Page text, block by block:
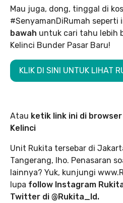
Mau juga, dong, tinggal di
#SenyamanDiRumah seperti
bawah untuk cari tahu lebih
Kelinci Bunder Pasar Baru!
KLIK DI SINI UNTUK LIHAT
Atau ketik link ini di
Kelinci
Unit Rukita tersebar di
Tangerang, lho. Penasaran
lainnya? Yuk, kunjungi
lupa follow Instagram
Twitter di @Rukita_Id.